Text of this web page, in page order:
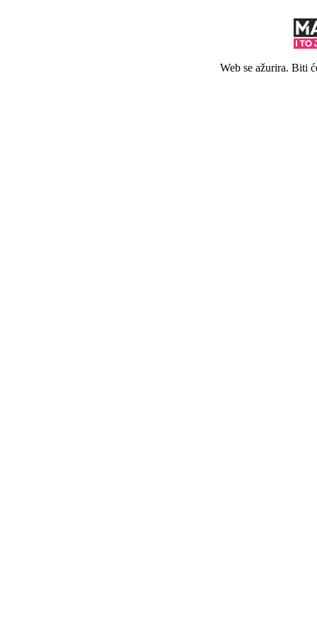
Web se ažurira. Biti